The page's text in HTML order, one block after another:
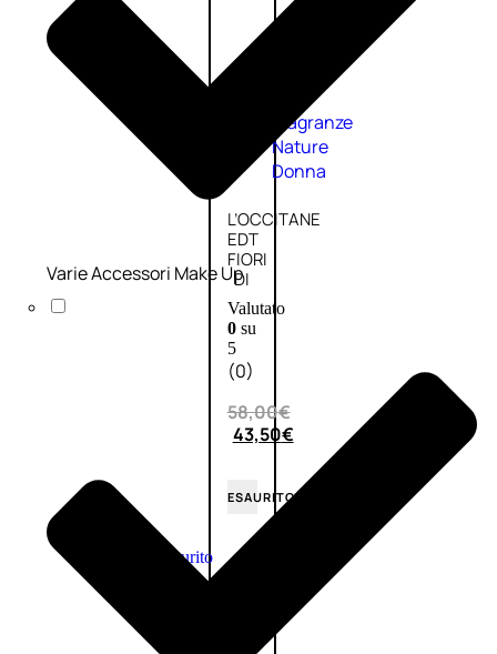
Fragranze
Nature
Donna
L’OCCITANE
EDT
FIORI
DI
Valutato
0su
5
(0)
58,00€
43,50€
ESAURITO
Esaurito
Varie Accessori Make Up